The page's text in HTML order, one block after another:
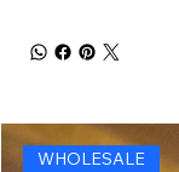
WHOLESALE